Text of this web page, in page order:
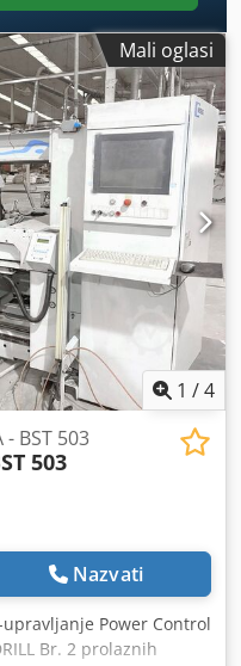
Mali oglasi
1 /4
- BST 503
503
Nazvati
upravljanje Power Control
Br. 2 prolaznih